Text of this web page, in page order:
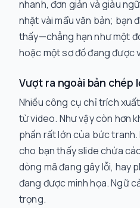
nhanh, đơn giản và giàu
nhặt vài mẩu văn bản; bạn
thấy—chẳng hạn như một
hoặc một sơ đồ đang được
Vượt ra ngoài bản chép
Nhiều công cụ chỉ trích
từ video. Như vậy còn hơn
phần rất lớn của bức
cho bạn thấy slide chứa
dòng mã đang gây lỗi, hay
đang được minh họa. Ngữ
trọng.